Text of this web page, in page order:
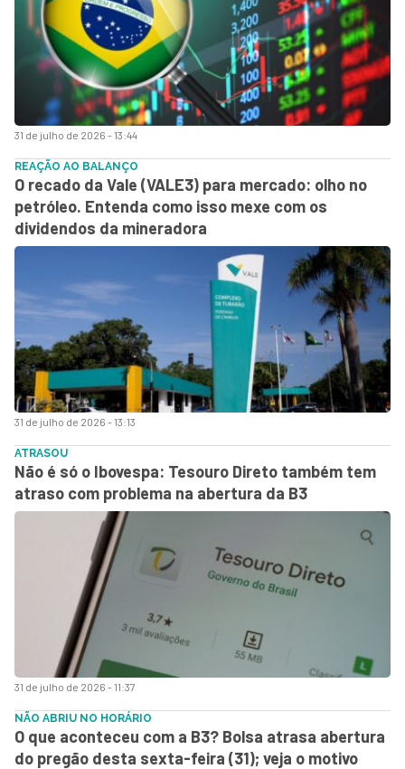
31 de julho de 2026 - 13:44
31 de julho de 2026 - 13:13
REAÇÃO AO BALANÇO
O recado da Vale (VALE3) para mercado: olho no
petróleo. Entenda como isso mexe com os
dividendos da mineradora
31 de julho de 2026 - 11:37
ATRASOU
Não é só o Ibovespa: Tesouro Direto também tem
atraso com problema na abertura da B3
NÃO ABRIU NO HORÁRIO
O que aconteceu com a B3? Bolsa atrasa abertura
do pregão desta sexta-feira (31); veja o motivo